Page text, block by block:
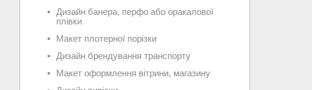
Дизайн банера, перфо або оракалової
плівки
Макет плотерної порізки
Дизайн брендування транспорту
Макет оформлення вітрини, магазину